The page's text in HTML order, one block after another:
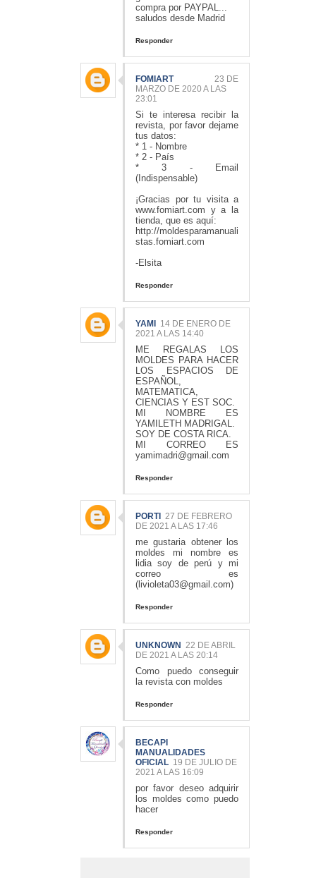
compra por PAYPAL...
saludos desde Madrid
Responder
FOMIART
23 DE
MARZO DE 2020 A LAS
23:01
Si te interesa recibir la
revista, por favor dejame
tus datos:
* 1 - Nombre
* 2 - País
* 3 - Email
(Indispensable)
¡Gracias por tu visita a
www.fomiart.com y a la
tienda, que es aquí:
http://moldesparamanuali
stas.fomiart.com
-Elsita
Responder
YAMI
14 DE ENERO DE
2021 A LAS 14:40
ME REGALAS LOS
MOLDES PARA HACER
LOS ESPACIOS DE
ESPAÑOL,
MATEMATICA,
CIENCIAS Y EST SOC.
MI NOMBRE ES
YAMILETH MADRIGAL.
SOY DE COSTA RICA.
MI CORREO ES
yamimadri@gmail.com
Responder
PORTI 27 DE FEBRERO
DE 2021 A LAS 17:46
me gustaria obtener los
moldes mi nombre es
lidia soy de perú y mi
correo es
(livioleta03@gmail.com)
Responder
UNKNOWN 22 DE ABRIL
DE 2021 A LAS 20:14
Como puedo conseguir
la revista con moldes
Responder
BECAPI
MANUALIDADES
OFICIAL 19 DE JULIO DE
2021 A LAS 16:09
por favor deseo adquirir
los moldes como puedo
hacer
Responder